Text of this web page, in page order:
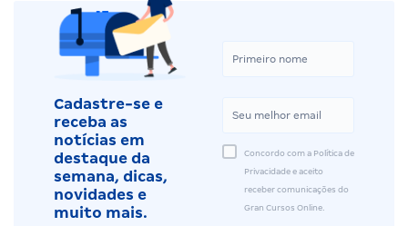
Cadastre-se e
receba as
notícias em
destaque da
semana, dicas,
novidades e
muito mais.
Concordo com a Política de
Privacidade e aceito
receber comunicações do
Gran Cursos Online.